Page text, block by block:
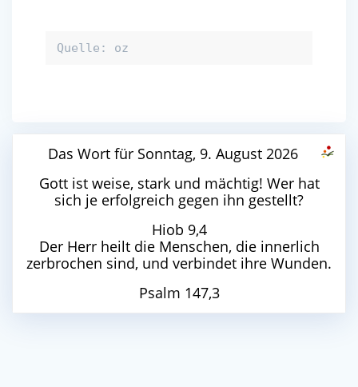
Quelle: oz
Das Wort für Sonntag, 9. August 2026
Gott ist weise, stark und mächtig! Wer hat
sich je erfolgreich gegen ihn gestellt?
Hiob 9,4
Der Herr heilt die Menschen, die innerlich
zerbrochen sind, und verbindet ihre Wunden.
Psalm 147,3